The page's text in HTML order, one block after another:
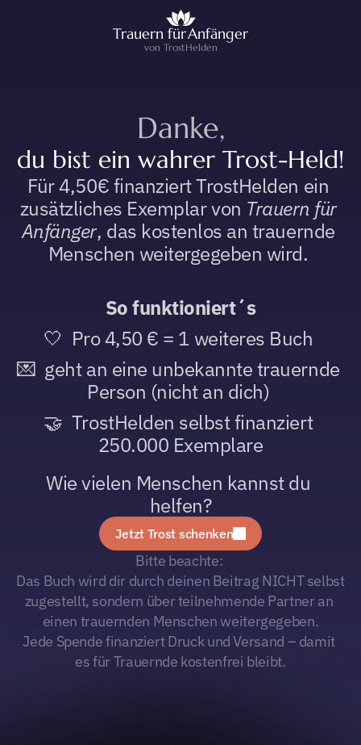
Trauern fürAnfänger
von TrostHelden
Danke,
du bist ein wahrer Trost-Held!
Für 4,50€ finanziert TrostHelden ein
zusätzliches Exemplar von Trauern für
Anfänger, das kostenlos an trauernde
Menschen weitergegeben wird.
So funktioniert´s
🤍  Pro 4,50 € = 1 weiteres Buch
💌  geht an eine unbekannte trauernde
Person (nicht an dich)
🤝  TrostHelden selbst finanziert
250.000 Exemplare
Wie vielen Menschen kannst du
helfen?
Jetzt Trost schenken
Bitte beachte:
Das Buch wird dir durch deinen Beitrag NICHT selbst
zugestellt, sondern über teilnehmende Partner an
einen trauernden Menschen weitergegeben.
Jede Spende finanziert Druck und Versand – damit
es für Trauernde kostenfrei bleibt.